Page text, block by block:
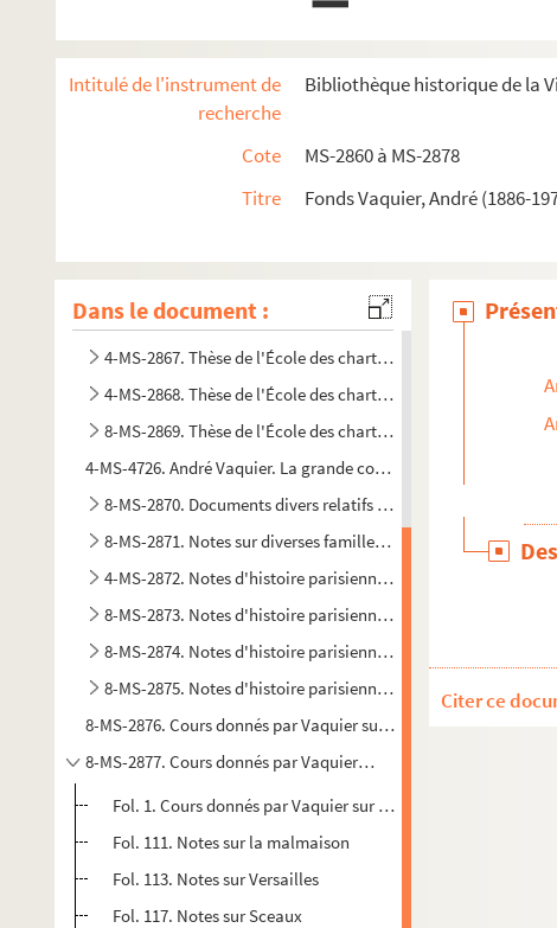
Intitulé de l'instrument de
recherche
Bibliothèque historique de la
Cote
MS-2860 à MS-2878
Titre
Fonds Vaquier, André (1886-
Dans le document :
8-MS-2860. Correspondance et cours
8-MS-2863. Cours de l'École des chartes (suite)
8-MS-2865. Cours de l'École des chartes : Histoire des Institutions
4-MS-2866. Cours de l'École des chartes (fin)
4-MS-2867. Thèse de l'École des chartes : tome 1
4-MS-2868. Thèse de l'École des chartes : tome 2
8-MS-2869. Thèse de l'École des chartes : tome 3
4-MS-4726. André Vaquier. La grande confrérie Notre-Dame
8-MS-2870. Documents divers relatifs au sujet de sa thèse
8-MS-2871. Notes sur diverses familles bourgeoises de Paris
4-MS-2872. Notes d'histoire parisienne : tome 1
8-MS-2873. Notes d'histoire parisienne : tome 2
8-MS-2874. Notes d'histoire parisienne : tome 3
8-MS-2875. Notes d'histoire parisienne : articles pour les
8-MS-2876. Cours donnés par Vaquier sur l'histoire parisienne
8-MS-2877. Cours donnés par Vaquier sur l'histoire parisienne
Fol. 1. Cours donnés par Vaquier sur l'histoire de Paris (fin)
Fol. 111. Notes sur la malmaison
Fol. 113. Notes sur Versailles
Fol. 117. Notes sur Sceaux
Citer ce